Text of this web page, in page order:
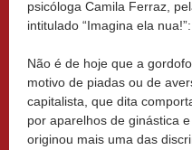
psicóloga Camila Ferraz,
intitulado “Imagina ela
Não é de hoje que a
motivo de piadas ou de
capitalista, que dita
por aparelhos de ginástica
originou mais uma das